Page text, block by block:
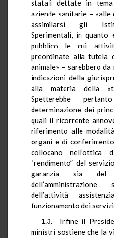
statali dettate in
aziende sanitarie – «alle
assimilarsi gli
Sperimentali, in
pubblico le cui
preordinate alla tutela
animale» – sarebbero
indicazioni della
alla materia della
Spetterebbe
determinazione dei
quali il ricorrente
riferimento alle
organi e di
collocano nell’ottica
“rendimento” del
garanzia sia del
dell’attività
funzionamento dei
1.3.– Infine il
ministri sostiene che la